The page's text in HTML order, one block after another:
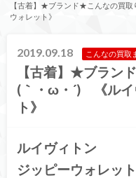
【古着】★ブランド★こんなの買取
ウォレット》
2019.09.18 こんなの買取
【古着】★ブラン
(｀・ω・´)ゞ《ル
ト》
ルイヴィトン
ジッピーウォレット